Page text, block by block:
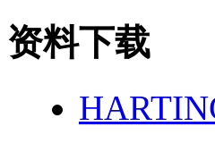
资料下载